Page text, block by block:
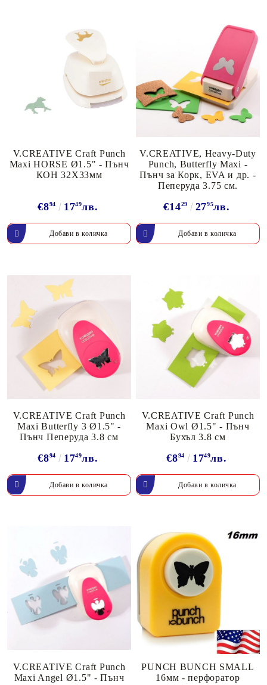
V.CREATIVE Craft Punch
Maxi HORSE Ø1.5" - Пънч
КОН 32Х33мм
€894 1749лв.
V.CREATIVE, Heavy-Duty
Punch, Butterfly Maxi -
Пънч за Корк, EVA и др. -
Пеперуда 3.75 см.
€1429 2795лв.
V.CREATIVE Craft Punch
Maxi Butterfly 3 Ø1.5" -
Пънч Пеперуда 3.8 см
€894 1749лв.
V.CREATIVE Craft Punch
Maxi Owl Ø1.5" - Пънч
Бухъл 3.8 см
€894 1749лв.
V.CREATIVE Craft Punch
Maxi Angel Ø1.5" - Пънч
PUNCH BUNCH SMALL
16мм - перфоратор